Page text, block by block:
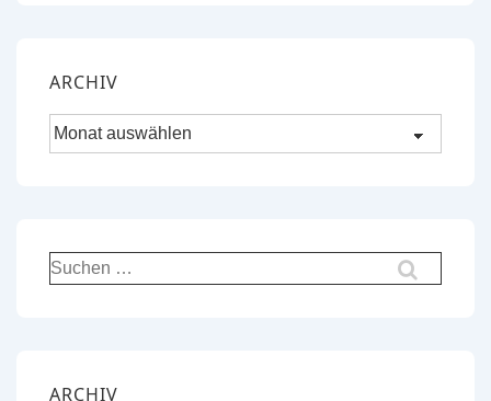
ARCHIV
Archiv
Suchen
nach:
ARCHIV